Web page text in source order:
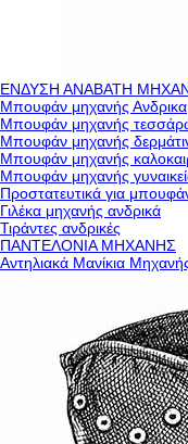
ΕΝΔΥΣΗ ΑΝΑΒΑΤΗ
Μπουφάν μηχανής Ανδρικα
Μπουφάν μηχανής
Μπουφάν μηχανής
Μπουφάν μηχανής
Μπουφάν μηχανής
Προστατευτικά για
Γιλέκα μηχανής ανδρικά
Τιράντες ανδρικές
ΠΑΝΤΕΛΟΝΙΑ ΜΗΧΑΝΗΣ
Αντηλιακά Μανίκια